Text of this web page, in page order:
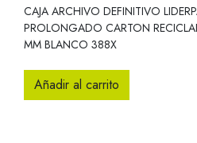
CAJA ARCHIVO DEFINITIVO
PROLONGADO CARTON
MM BLANCO 388X
Añadir al carrito